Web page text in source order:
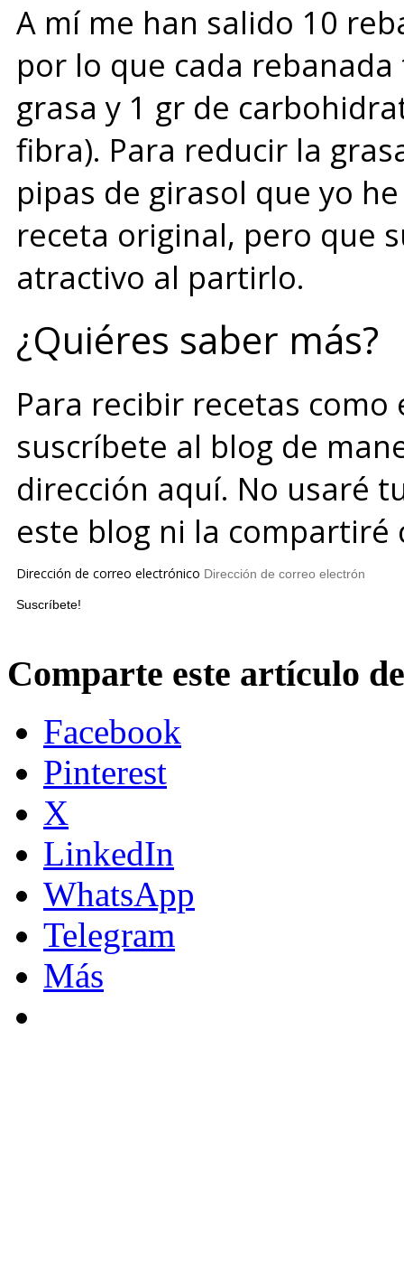
A mí me han salido 10
por lo que cada
grasa y 1 gr de
fibra). Para reducir la
pipas de girasol que yo
receta original, pero que
atractivo al partirlo.
¿Quiéres saber más?
Para recibir recetas
suscríbete al blog de
dirección aquí. No usaré
este blog ni la compartiré
Dirección de correo electrónico
Suscríbete!
Comparte este artículo
Facebook
Pinterest
X
LinkedIn
WhatsApp
Telegram
Más